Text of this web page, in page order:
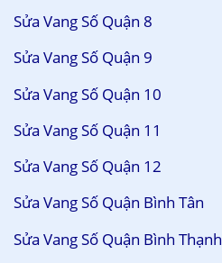
Sửa Vang Số Quận 8
Sửa Vang Số Quận 9
Sửa Vang Số Quận 10
Sửa Vang Số Quận 11
Sửa Vang Số Quận 12
Sửa Vang Số Quận Bình Tân
Sửa Vang Số Quận Bình Thạnh